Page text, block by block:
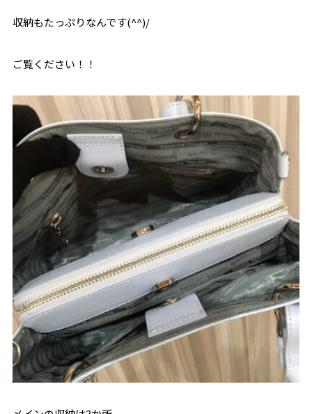
収納もたっぷりなんです(^^)/
ご覧ください！！